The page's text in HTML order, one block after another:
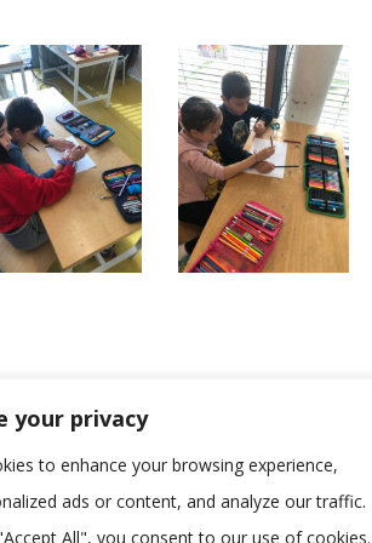
your privacy
to enhance your browsing experience,
ads or content, and analyze our traffic.
All", you consent to our use of cookies.